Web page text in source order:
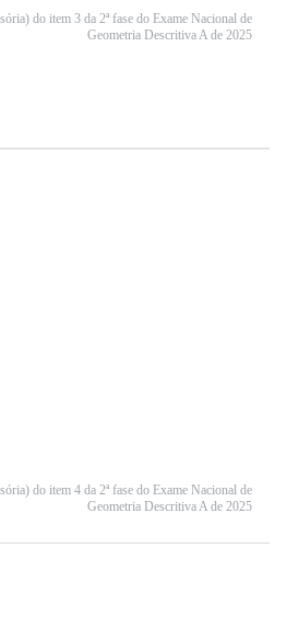
do item 3 da 2ª fase do Exame Nacional de
Geometria Descritiva A de 2025
do item 4 da 2ª fase do Exame Nacional de
Geometria Descritiva A de 2025